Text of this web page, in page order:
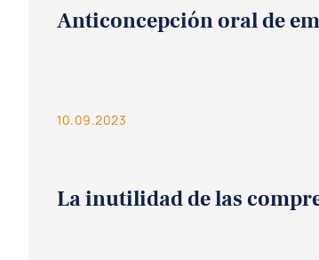
Anticoncepción oral de
10.09.2023
La inutilidad de las